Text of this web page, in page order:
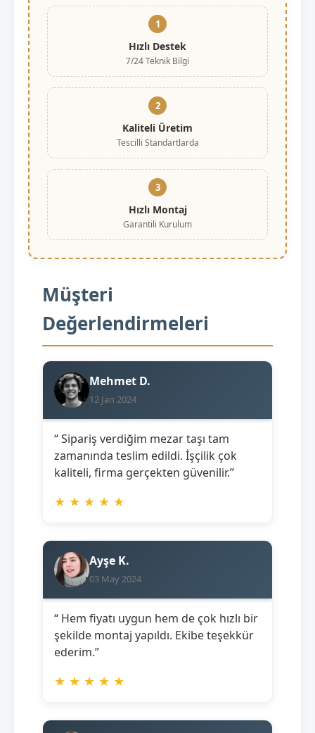
1
Hızlı Destek
7/24 Teknik Bilgi
2
Kaliteli Üretim
Tescilli Standartlarda
3
Hızlı Montaj
Garantili Kurulum
Müşteri
Değerlendirmeleri
Mehmet D.
12 Jan 2024
“ Sipariş verdiğim mezar taşı tam
zamanında teslim edildi. İşçilik çok
kaliteli, firma gerçekten güvenilir.”
★ ★ ★ ★ ★
Ayşe K.
03 May 2024
“ Hem fiyatı uygun hem de çok hızlı bir
şekilde montaj yapıldı. Ekibe teşekkür
ederim.”
★ ★ ★ ★ ★